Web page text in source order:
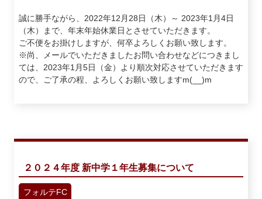
誠に勝手ながら、2022年12月28日（木）～ 2023年1月4日
（木）まで、年末年始休業日とさせていただきます。
ご不便をお掛けしますが、何卒よろしくお願い致します。
※尚、メールでいただきましたお問い合わせなどにつきまし
ては、2023年1月5日（金）より順次対応させていただきます
ので、ご了承の程、よろしくお願い致しますm(__)m
２０２４年度 新中学１年生募集について
フォルテFC